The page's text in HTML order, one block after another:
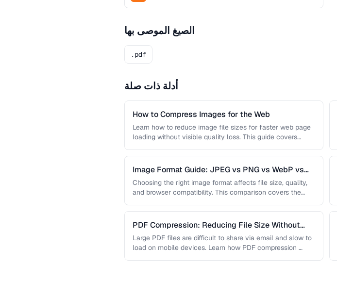
الصيغ الموصى بها
.pdf
أدلة ذات صلة
How to Compress Images for the Web
Learn how to reduce image file sizes for faster web page
loading without visible quality loss. This guide covers
Image Format Guide: JPEG vs PNG vs WebP vs
AVIF
Choosing the right image format affects file size, quality,
and browser compatibility. This comparison covers the
PDF Compression: Reducing File Size Without
Sacrificing Quality
Large PDF files are difficult to share via email and slow to
load on mobile devices. Learn how PDF compression …